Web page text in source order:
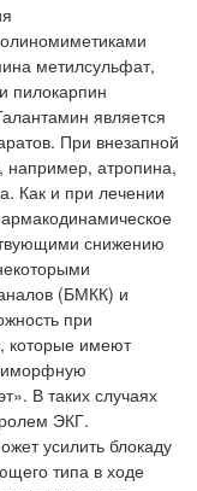
метилсульфат,
пилокарпин
является
При внезапной
например, атропина,
Как и при лечении
снижению
(БМКК) и
при
которые имеют
В таких случаях
ЭКГ.
усилить блокаду
типа в ходе